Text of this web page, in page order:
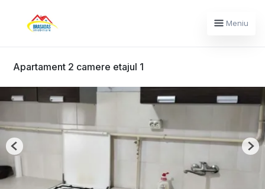
Meniu
Apartament 2 camere etajul 1
Previous